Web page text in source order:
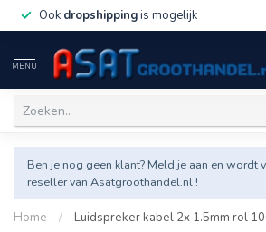
Ook dropshippingis mogelijk
MENU
Ben je nog geen klant? Meld je aan en wordt
reseller van Asatgroothandel.nl !
Home / Luidspreker kabel 2x 1.5mm rol